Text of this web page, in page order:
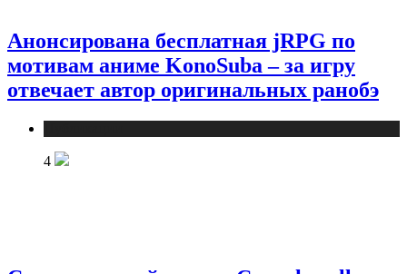
Анонсирована бесплатная jRPG по
мотивам аниме KonoSuba – за игру
отвечает автор оригинальных ранобэ
4